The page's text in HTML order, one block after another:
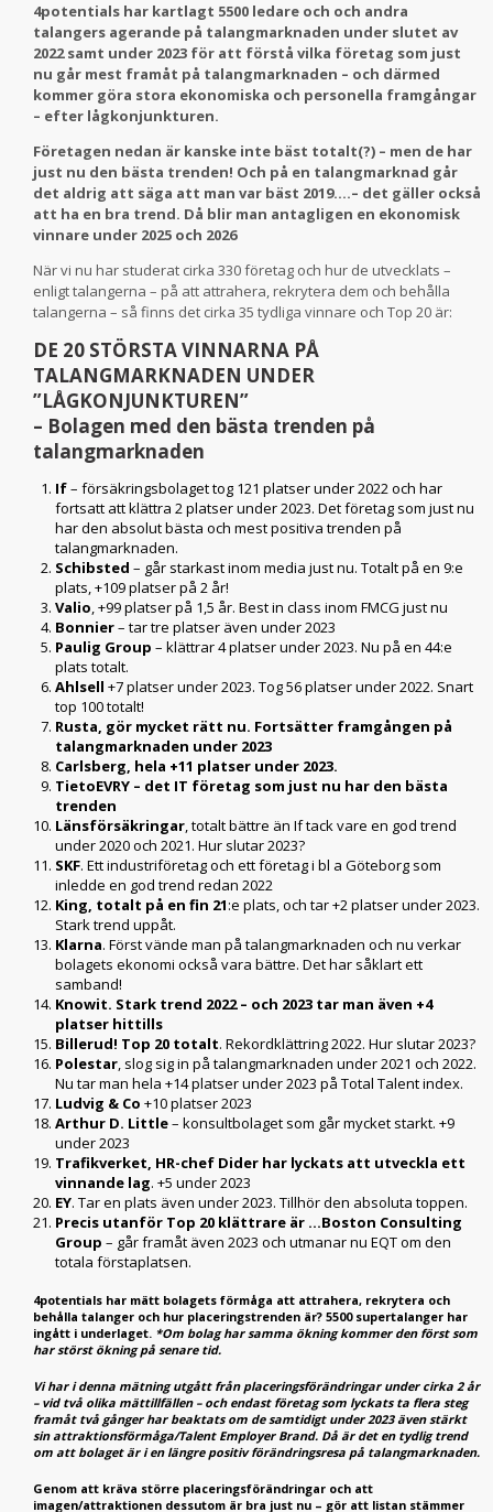
4potentials har kartlagt 5500 ledare och och andra
talangers agerande på talangmarknaden under slutet av
2022 samt under 2023 för att förstå vilka företag som just
nu går mest framåt på talangmarknaden – och därmed
kommer göra stora ekonomiska och personella framgångar
– efter lågkonjunkturen.
Företagen nedan är kanske inte bäst totalt(?) – men de har
just nu den bästa trenden! Och på en talangmarknad går
det aldrig att säga att man var bäst 2019….– det gäller också
att ha en bra trend. Då blir man antagligen en ekonomisk
vinnare under 2025 och 2026
När vi nu har studerat cirka 330 företag och hur de utvecklats –
enligt talangerna – på att attrahera, rekrytera dem och behålla
talangerna – så finns det cirka 35 tydliga vinnare och Top 20 är:
DE 20 STÖRSTA VINNARNA PÅ
TALANGMARKNADEN UNDER
”LÅGKONJUNKTUREN”
– Bolagen med den bästa trenden på
talangmarknaden
If– försäkringsbolaget tog 121 platser under 2022 och har
fortsatt att klättra 2 platser under 2023. Det företag som just nu
har den absolut bästa och mest positiva trenden på
talangmarknaden.
Schibsted – går starkast inom media just nu. Totalt på en 9:e
plats, +109 platser på 2 år!
Valio, +99 platser på 1,5 år. Best in class inom FMCG just nu
Bonnier– tar tre platser även under 2023
Paulig Group – klättrar 4 platser under 2023. Nu på en 44:e
plats totalt.
Ahlsell +7 platser under 2023. Tog 56 platser under 2022. Snart
top 100 totalt!
Rusta, gör mycket rätt nu. Fortsätter framgången på
talangmarknaden under 2023
Carlsberg, hela +11 platser under 2023.
TietoEVRY – det IT företag som just nu har den bästa
trenden
Länsförsäkringar, totalt bättre än If tack vare en god trend
under 2020 och 2021. Hur slutar 2023?
SKF. Ett industriföretag och ett företag i bl a Göteborg som
inledde en god trend redan 2022
King, totalt på en fin 21:e plats, och tar +2 platser under 2023.
Stark trend uppåt.
Klarna. Först vände man på talangmarknaden och nu verkar
bolagets ekonomi också vara bättre. Det har såklart ett
samband!
Knowit. Stark trend 2022 – och 2023 tar man även +4
platser hittills
Billerud! Top 20 totalt. Rekordklättring 2022. Hur slutar 2023?
Polestar, slog sig in på talangmarknaden under 2021 och 2022.
Nu tar man hela +14 platser under 2023 på Total Talent index.
Ludvig & Co +10 platser 2023
Arthur D. Little– konsultbolaget som går mycket starkt. +9
under 2023
Trafikverket, HR-chef Dider har lyckats att utveckla ett
vinnande lag. +5 under 2023
EY. Tar en plats även under 2023. Tillhör den absoluta toppen.
Precis utanför Top 20 klättrare är …Boston Consulting
Group – går framåt även 2023 och utmanar nu EQT om den
totala förstaplatsen.
4potentials har mätt bolagets förmåga att attrahera, rekrytera och
behålla talanger och hur placeringstrenden är? 5500 supertalanger har
ingått i underlaget. *Om bolag har samma ökning kommer den först som
har störst ökning på senare tid.
Vi har i denna mätning utgått från placeringsförändringar under cirka 2 år
– vid två olika mättillfällen – och endast företag som lyckats ta flera steg
framåt två gånger har beaktats om de samtidigt under 2023 även stärkt
sin attraktionsförmåga/Talent Employer Brand. Då är det en tydlig trend
om att bolaget är i en längre positiv förändringsresa på talangmarknaden.
Genom att kräva större placeringsförändringar och att
imagen/attraktionen dessutom är bra just nu – gör att listan stämmer